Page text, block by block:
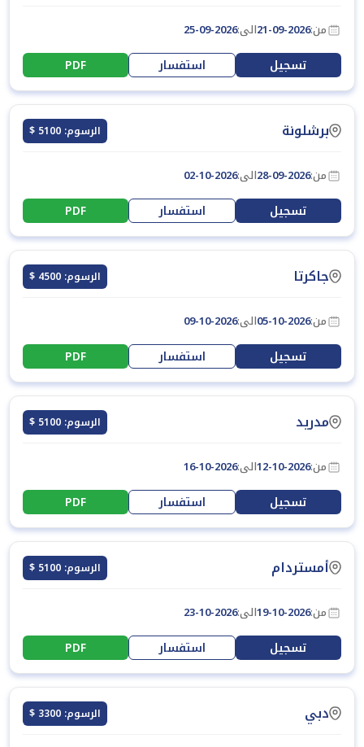
من:21-09-2026الى:25-09-2026
تسجيل استفسار PDF
برشلونة الرسوم: 5100 $
من:28-09-2026الى:02-10-2026
تسجيل استفسار PDF
جاكرتا الرسوم: 4500 $
من:05-10-2026الى:09-10-2026
تسجيل استفسار PDF
مدريد الرسوم: 5100 $
من:12-10-2026الى:16-10-2026
تسجيل استفسار PDF
أمستردام الرسوم: 5100 $
من:19-10-2026الى:23-10-2026
تسجيل استفسار PDF
دبي الرسوم: 3300 $